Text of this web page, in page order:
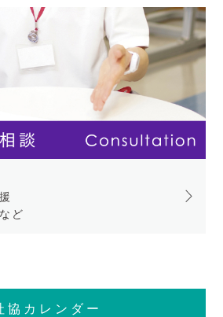
ど
協カレンダー